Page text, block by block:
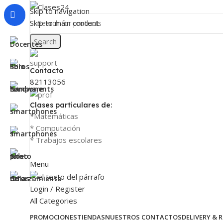
Skip to navigation
Skip to main content
Search
Contacto
82113056
Clases particulares de:
*Matemáticas
* Computación
* Trabajos escolares
Menu
Login / Register
All Categories
PROMOCIONESTIENDASNUESTROS CONTACTOSDELIVERY &